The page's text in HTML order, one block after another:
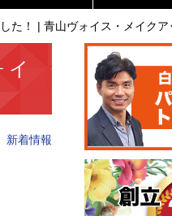
た！ | 青山ヴォイス・メイクア
新着情報